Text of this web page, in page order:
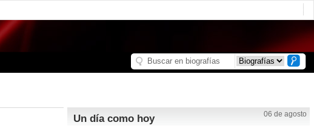
Un día como hoy 06 de agosto